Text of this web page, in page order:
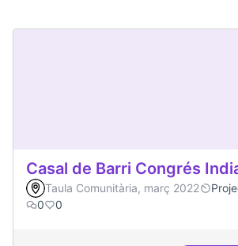
Casal de Barri Congrés
Taula Comunitària, març 2022
0
0